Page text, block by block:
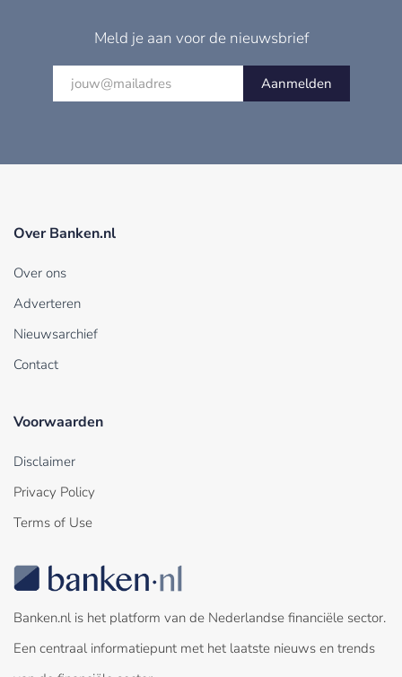
Meld je aan voor de nieuwsbrief
Aanmelden
Over Banken.nl
Over ons
Adverteren
Nieuwsarchief
Contact
Voorwaarden
Disclaimer
Privacy Policy
Terms of Use
Banken.nl is het platform van de Nederlandse financiële sector.
Een centraal informatiepunt met het laatste nieuws en trends